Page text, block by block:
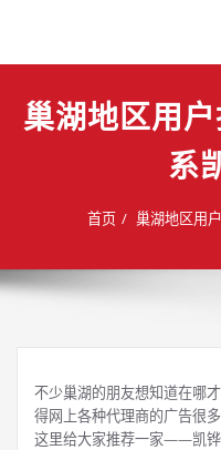
巢湖地区用
系
首页 巢湖地区用
不少巢湖的朋友想知道在哪
得网上各种代理商的广告很
这里给大家推荐一家——凯